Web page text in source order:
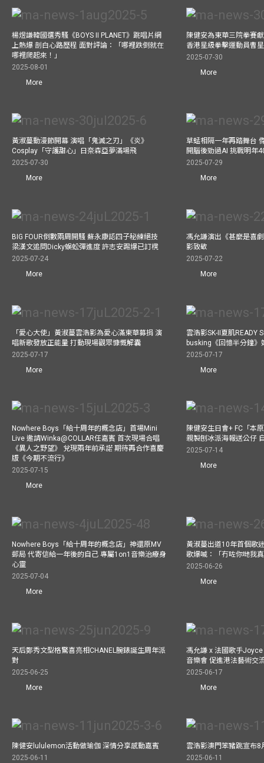
楊煜謙韓國選秀騷《BOYS II PLANET》跳唱片網
上熱爆 剖白心路歷程 面對評論：「哪裡跌倒就在
哪裡爬起來！」
2025-08-01
More
陳健安為東華三院拳賽
香港星級拳擊運動員曹
2025-07-30
More
黃淑蔓動漫節開幕 演唱「鬼滅之刃」《炎》
Cosplay「守護甜心」日奈森亞夢滿場飛
2025-07-30
More
草蜢相隔一年再踏舞台
開腦後勁過AI 挑戰明年
2025-07-29
More
BIG FOUR倒數兩周開騷 蘇永康認四子秘練絕技
梁漢文追問Dicky蜈蚣彈進度 許志安踢爆已訂櫈
2025-07-24
More
馮允謙演出《甚麼是喜
影致敬
2025-07-22
More
「愛心大使」黃淑蔓雲浩影為愛心滿東華募捐 演
唱新歌發放正能量 打動現場觀眾慷慨解囊
2025-07-17
More
雲浩影SK-II夏肌READY
busking《回憶半分鐘》
2025-07-17
More
Nowhere Boys「給十周年的概念店」首場Mini
Live 邀請Winka@COLLAR任嘉賓 首次現場合唱
《異人之野望》 兌現兩年前承諾 期待再合作喜慶
版《今期不流行》
2025-07-15
More
陳健安生日會+ FC「本
親製刨冰派海報送公仔
2025-07-14
More
Nowhere Boys「給十周年的概念店」神還原MV
郵局 代寄信給一年後的自己 專屬1on1音樂治療身
心靈
2025-07-04
More
黃淑蔓出道10年首個歌
歌爆喊：「冇咗你哋我
2025-06-26
More
天后鄭秀文型格驚喜亮相CHANEL腕錶誕生周年派
對
2025-06-25
More
馮允謙 x 法國歌手
音樂會 促進港法藝術交
2025-06-17
More
陳健安lululemon活動做瑜伽 深情分享感動嘉賓
2025-06-11
雲浩影澳門笨豬跳宣布8
2025-06-11